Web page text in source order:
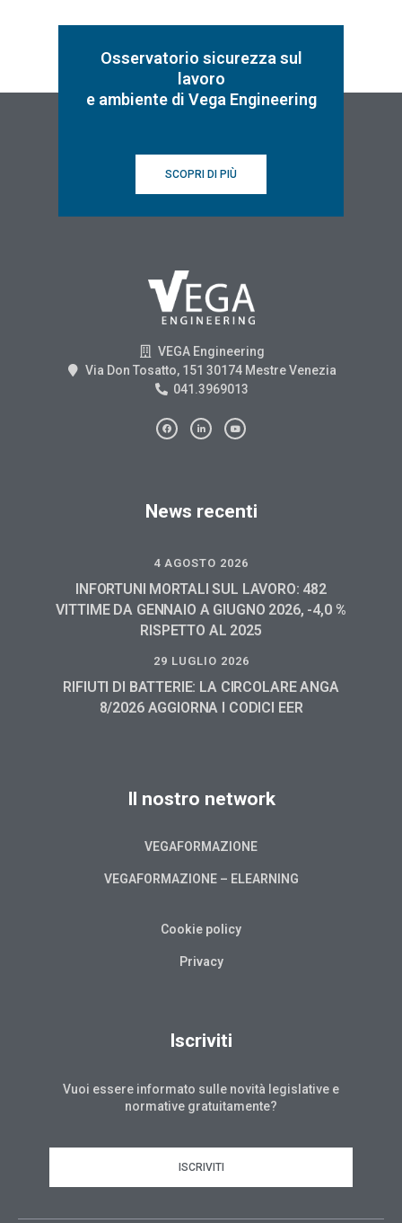
Osservatorio sicurezza sul
lavoro
e ambiente di Vega Engineering
SCOPRI DI PIÙ
VEGA Engineering
Via Don Tosatto, 151 30174 Mestre Venezia
041.3969013
News recenti
4 AGOSTO 2026
INFORTUNI MORTALI SUL LAVORO: 482
VITTIME DA GENNAIO A GIUGNO 2026, -4,0 %
RISPETTO AL 2025
29 LUGLIO 2026
RIFIUTI DI BATTERIE: LA CIRCOLARE ANGA
8/2026 AGGIORNA I CODICI EER
Il nostro network
VEGAFORMAZIONE
VEGAFORMAZIONE – ELEARNING
Cookie policy
Privacy
Iscriviti
Vuoi essere informato sulle novità legislative e
normative gratuitamente?
ISCRIVITI